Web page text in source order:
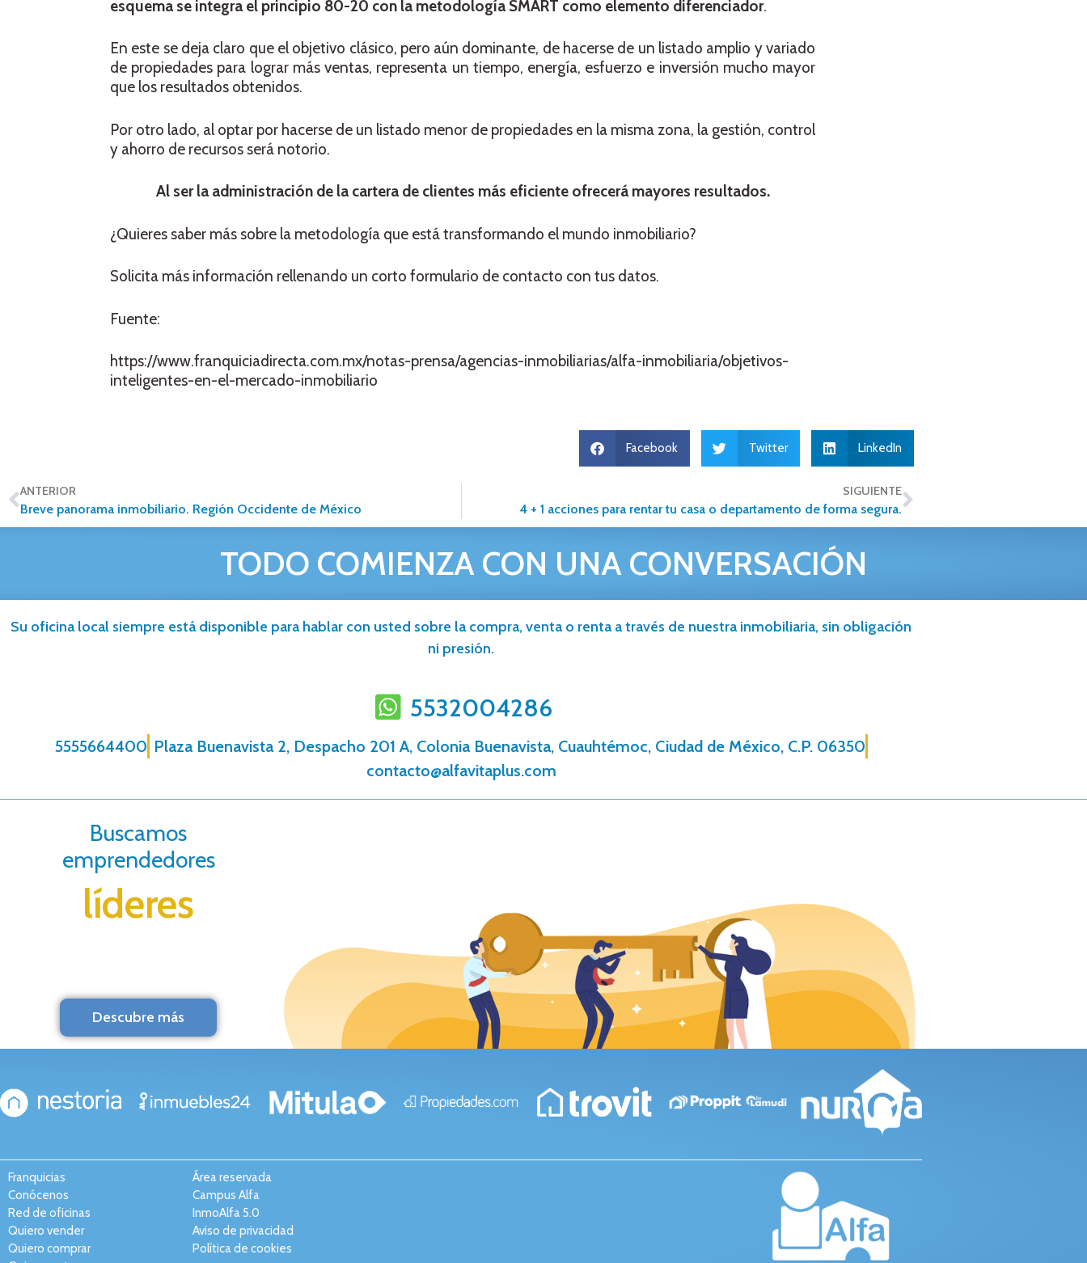
esquema se integra el principio 80-20 con la metodología SMART como elemento diferenciador.
En este se deja claro que el objetivo clásico, pero aún dominante, de hacerse de un listado amplio y variado
de propiedades para lograr más ventas, representa un tiempo, energía, esfuerzo e inversión mucho mayor
que los resultados obtenidos.
Por otro lado, al optar por hacerse de un listado menor de propiedades en la misma zona, la gestión, control
y ahorro de recursos será notorio.
Al ser la administración de la cartera de clientes más eficiente ofrecerá mayores resultados.
¿Quieres saber más sobre la metodología que está transformando el mundo inmobiliario?
Solicita más información rellenando un corto formulario de contacto con tus datos.
Fuente:
https://www.franquiciadirecta.com.mx/notas-prensa/agencias-inmobiliarias/alfa-inmobiliaria/objetivos-
inteligentes-en-el-mercado-inmobiliario
Facebook Twitter LinkedIn
ANTERIOR
Breve panorama inmobiliario. Región Occidente de México
SIGUIENTE
4 + 1 acciones para rentar tu casa o departamento de forma segura.
TODO COMIENZA CON UNA CONVERSACIÓN
Su oficina local siempre está disponible para hablar con usted sobre la compra, venta o renta a través de nuestra inmobiliaria, sin obligación
ni presión.
5532004286
5555664400 Plaza Buenavista 2, Despacho 201 A, Colonia Buenavista, Cuauhtémoc, Ciudad de México, C.P. 06350
contacto@alfavitaplus.com
Buscamos
emprendedores
líderes
Descubre más
Franquicias
Conócenos
Red de oficinas
Quiero vender
Quiero comprar
Área reservada
Campus Alfa
InmoAlfa 5.0
Aviso de privacidad
Política de cookies